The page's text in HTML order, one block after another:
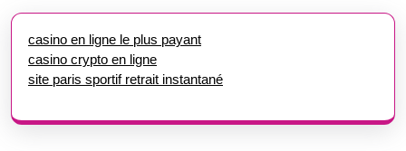
casino en ligne le plus payant
casino crypto en ligne
site paris sportif retrait instantané